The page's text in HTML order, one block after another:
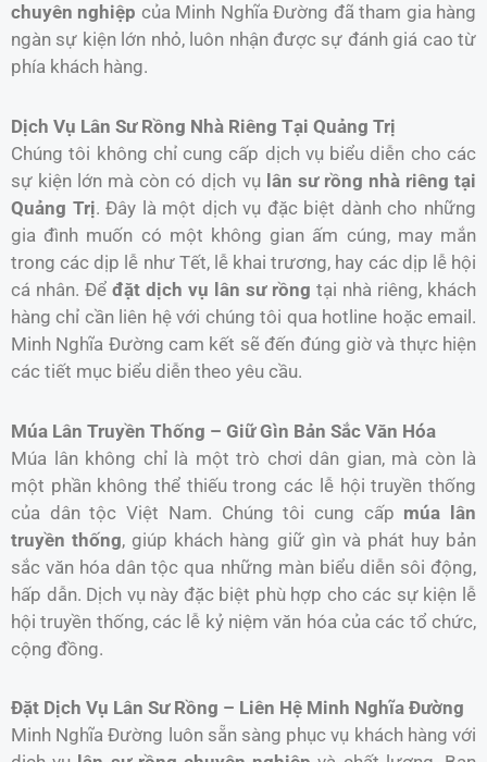
chuyên nghiệp của Minh Nghĩa Đường đã tham gia hàng
ngàn sự kiện lớn nhỏ, luôn nhận được sự đánh giá cao từ
phía khách hàng.
Dịch Vụ Lân Sư Rồng Nhà Riêng Tại Quảng Trị
Chúng tôi không chỉ cung cấp dịch vụ biểu diễn cho các
sự kiện lớn mà còn có dịch vụ lân sư rồng nhà riêng tại
Quảng Trị. Đây là một dịch vụ đặc biệt dành cho những
gia đình muốn có một không gian ấm cúng, may mắn
trong các dịp lễ như Tết, lễ khai trương, hay các dịp lễ hội
cá nhân. Để đặt dịch vụ lân sư rồng tại nhà riêng, khách
hàng chỉ cần liên hệ với chúng tôi qua hotline hoặc email.
Minh Nghĩa Đường cam kết sẽ đến đúng giờ và thực hiện
các tiết mục biểu diễn theo yêu cầu.
Múa Lân Truyền Thống – Giữ Gìn Bản Sắc Văn Hóa
Múa lân không chỉ là một trò chơi dân gian, mà còn là
một phần không thể thiếu trong các lễ hội truyền thống
của dân tộc Việt Nam. Chúng tôi cung cấp múa lân
truyền thống, giúp khách hàng giữ gìn và phát huy bản
sắc văn hóa dân tộc qua những màn biểu diễn sôi động,
hấp dẫn. Dịch vụ này đặc biệt phù hợp cho các sự kiện lễ
hội truyền thống, các lễ kỷ niệm văn hóa của các tổ chức,
cộng đồng.
Đặt Dịch Vụ Lân Sư Rồng – Liên Hệ Minh Nghĩa Đường
Minh Nghĩa Đường luôn sẵn sàng phục vụ khách hàng với